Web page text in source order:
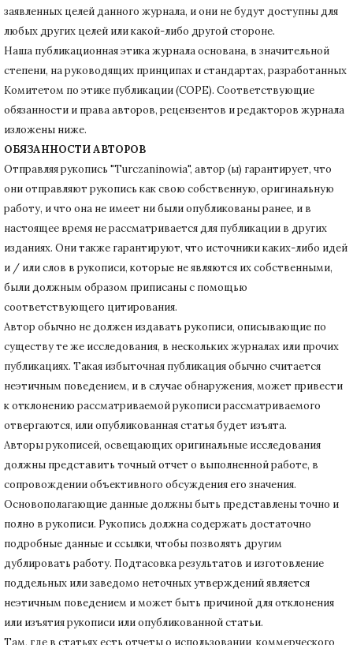
заявленных целей данного журнала, и они не будут доступны для
любых других целей или какой-либо другой стороне.
Наша публикационная этика журнала основана, в значительной
степени, на руководящих принципах и стандартах, разработанных
Комитетом по этике публикации (COPE). Соответствующие
обязанности и права авторов, рецензентов и редакторов журнала
изложены ниже.
ОБЯЗАННОСТИ АВТОРОВ
Отправляя рукопись "Turczaninowia", автор (ы) гарантирует, что
они отправляют рукопись как свою собственную, оригинальную
работу, и что она не имеет ни были опубликованы ранее, и в
настоящее время не рассматривается для публикации в других
изданиях. Они также гарантируют, что источники каких-либо идей
и / или слов в рукописи, которые не являются их собственными,
были должным образом приписаны с помощью
соответствующего цитирования.
Автор обычно не должен издавать рукописи, описывающие по
существу те же исследования, в нескольких журналах или прочих
публикациях. Такая избыточная публикация обычно считается
неэтичным поведением, и в случае обнаружения, может привести
к отклонению рассматриваемой рукописи рассматриваемого
отвергаются, или опубликованная статья будет изъята.
Авторы рукописей, освещающих оригинальные исследования
должны представить точный отчет о выполненной работе, в
сопровождении объективного обсуждения его значения.
Основополагающие данные должны быть представлены точно и
полно в рукописи. Рукопись должна содержать достаточно
подробные данные и ссылки, чтобы позволять другим
дублировать работу. Подтасовка результатов и изготовление
поддельных или заведомо неточных утверждений является
неэтичным поведением и может быть причиной для отклонения
или изъятия рукописи или опубликованной статьи.
Там, где в статьях есть отчеты о использовании коммерческого